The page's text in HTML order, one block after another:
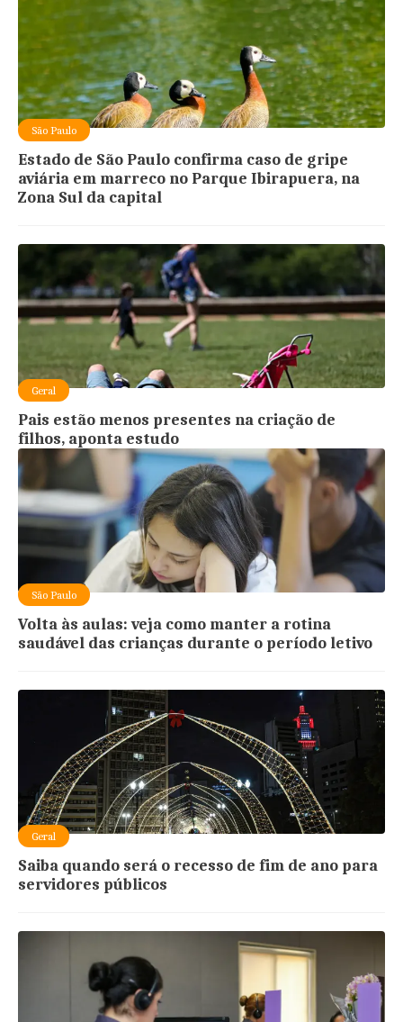
São Paulo
Estado de São Paulo confirma caso de gripe
aviária em marreco no Parque Ibirapuera, na
Zona Sul da capital
Geral
Pais estão menos presentes na criação de
filhos, aponta estudo
São Paulo
Volta às aulas: veja como manter a rotina
saudável das crianças durante o período letivo
Geral
Saiba quando será o recesso de fim de ano para
servidores públicos